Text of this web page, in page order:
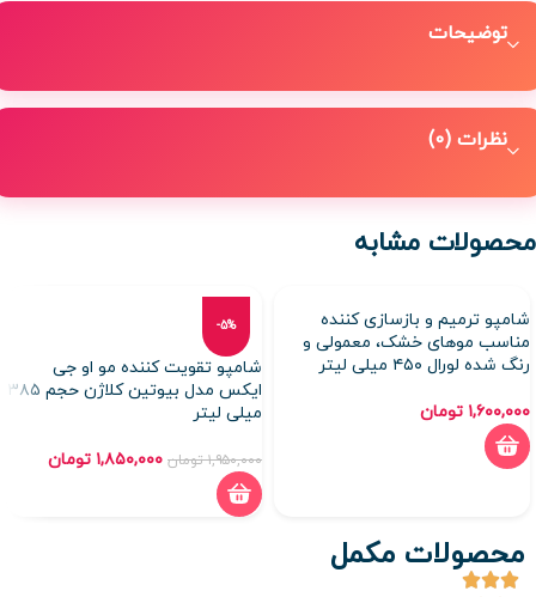
توضیحات
نظرات (0)
محصولات مشابه
شامپو ترمیم و بازسازی کننده
مناسب موهای خشک، معمولی و
رنگ شده لورال ۴۵۰ میلی لیتر
۱,۶۰۰,۰۰۰ تومان
-5%
شامپو تقویت کننده مو او جی
ایکس مدل بیوتین کلاژن حجم ۳۸۵
میلی لیتر
۱,۹۵۰,۰۰۰ تومان ۱,۸۵۰,۰۰۰ تومان
محصولات مکمل